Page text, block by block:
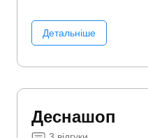
Детальніше
Деснашоп